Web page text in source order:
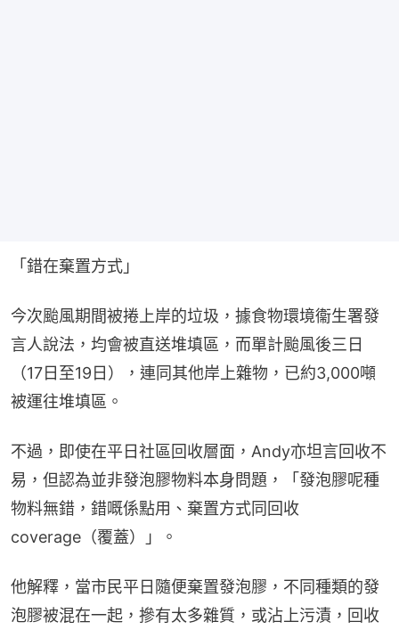
「錯在棄置方式」
今次颱風期間被捲上岸的垃圾，據食物環境衞生署發
言人說法，均會被直送堆填區，而單計颱風後三日
（17日至19日），連同其他岸上雜物，已約3,000噸
被運往堆填區。
不過，即使在平日社區回收層面，Andy亦坦言回收不
易，但認為並非發泡膠物料本身問題，「發泡膠呢種
物料無錯，錯嘅係點用、棄置方式同回收
coverage（覆蓋）」。
他解釋，當市民平日隨便棄置發泡膠，不同種類的發
泡膠被混在一起，摻有太多雜質，或沾上污漬，回收